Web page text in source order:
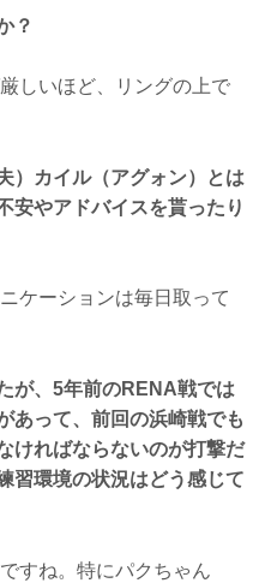
？
しいほど、リングの上で
）カイル（アグォン）とは
安やアドバイスを貰ったり
ケーションは毎日取って
が、5年前のRENA戦では
あって、前回の浜崎戦でも
ければならないのが打撃だ
習環境の状況はどう感じて
すね。特にパクちゃん